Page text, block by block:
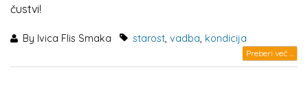
čustvi!
By Ivica Flis Smaka starost, vadba, kondicija
Preberi več ...